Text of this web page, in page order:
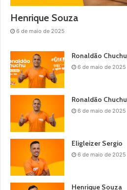
Henrique Souza
6 de maio de 2025
Ronaldão Chuchu
6 de maio de 2025
Ronaldão Chuchu
6 de maio de 2025
Eligleizer Sergio
6 de maio de 2025
Henrique Souza